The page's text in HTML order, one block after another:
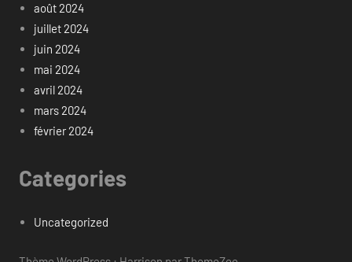
août 2024
juillet 2024
juin 2024
mai 2024
avril 2024
mars 2024
février 2024
Categories
Uncategorized